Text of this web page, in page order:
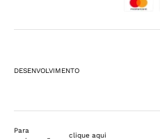
DESENVOLVIMENTO
Para
clique aqui